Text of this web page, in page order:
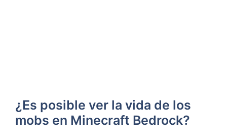
¿Es posible ver la vida de los
mobs en Minecraft Bedrock?